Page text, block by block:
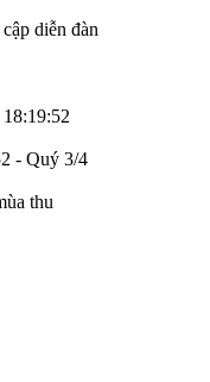
diễn đàn
- Quý 3/4
thu